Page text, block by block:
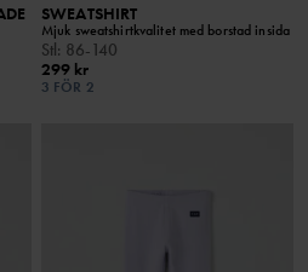
SWEATSHIRT
Mjuk sweatshirtkvalitet med borstad insida
Stl: 86-140
299 kr
3 FÖR 2